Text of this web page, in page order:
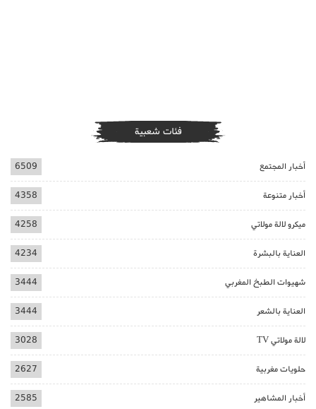
فئات شعبية
أخبار المجتمع 6509
أخبار متنوعة 4358
ميكرو لالة مولاتي 4258
العناية بالبشرة 4234
شهيوات الطبخ المغربي 3444
العناية بالشعر 3444
لالة مولاتي TV 3028
حلويات مغربية 2627
أخبار المشاهير 2585